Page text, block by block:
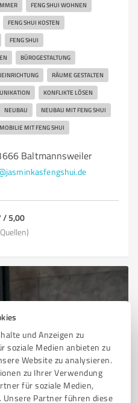
und Anzeigen zu
soziale Medien anbieten zu
Website zu analysieren.
zu Ihrer Verwendung
für soziale Medien,
Unsere Partner führen diese
FENG SHUI WOHNEN
FENG SHUI KOSTEN
FENG SHUI
BÜROGESTALTUNG
RÄUME GESTALTEN
KONFLIKTE LÖSEN
NEUBAU NEUBAU MIT FENG SHUI
MIT FENG SHUI
Baltmannsweiler
/ 5,00
gelistet werden?